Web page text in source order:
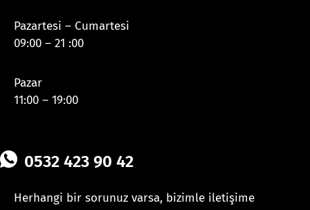
Pazartesi – Cumartesi
09:00 – 21 :00
Pazar
11:00 – 19:00
0532 423 90 42
Herhangi bir sorunuz varsa, bizimle iletişime